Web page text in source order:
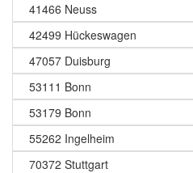
41466 Neuss
42499 Hückeswagen
47057 Duisburg
53111 Bonn
53179 Bonn
55262 Ingelheim
70372 Stuttgart